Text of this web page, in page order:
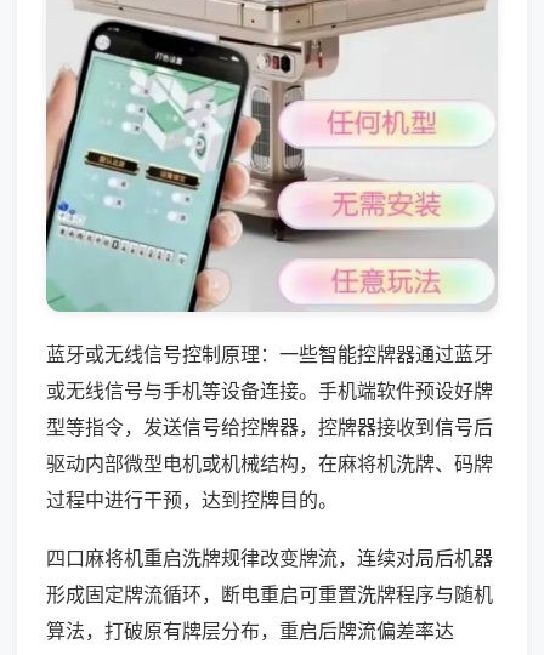
蓝牙或无线信号控制原理：一些智能控牌器通过蓝牙
或无线信号与手机等设备连接。手机端软件预设好牌
型等指令，发送信号给控牌器，控牌器接收到信号后
驱动内部微型电机或机械结构，在麻将机洗牌、码牌
过程中进行干预，达到控牌目的。
四口麻将机重启洗牌规律改变牌流，连续对局后机器
形成固定牌流循环，断电重启可重置洗牌程序与随机
算法，打破原有牌层分布，重启后牌流偏差率达